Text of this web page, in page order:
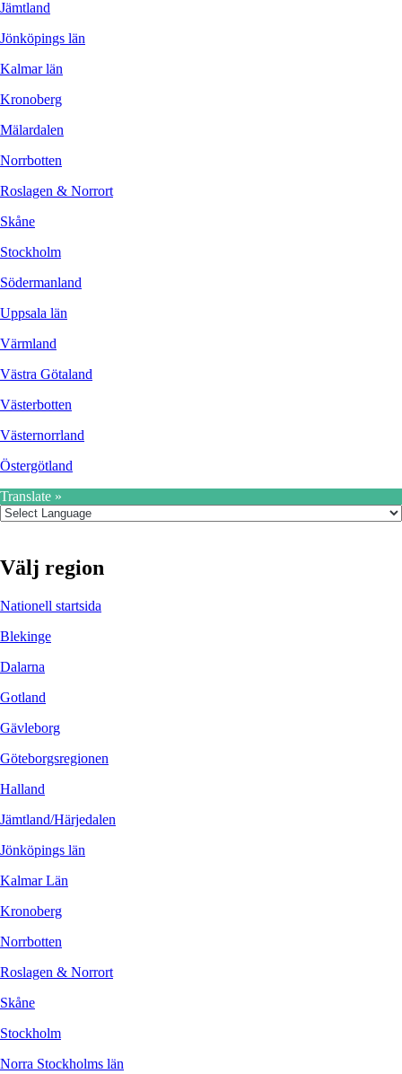
Jämtland
Jönköpings län
Kalmar län
Kronoberg
Mälardalen
Norrbotten
Roslagen & Norrort
Skåne
Stockholm
Södermanland
Uppsala län
Värmland
Västra Götaland
Västerbotten
Västernorrland
Östergötland
Translate »
Välj region
Nationell startsida
Blekinge
Dalarna
Gotland
Gävleborg
Göteborgsregionen
Halland
Jämtland/Härjedalen
Jönköpings län
Kalmar Län
Kronoberg
Norrbotten
Roslagen & Norrort
Skåne
Stockholm
Norra Stockholms län